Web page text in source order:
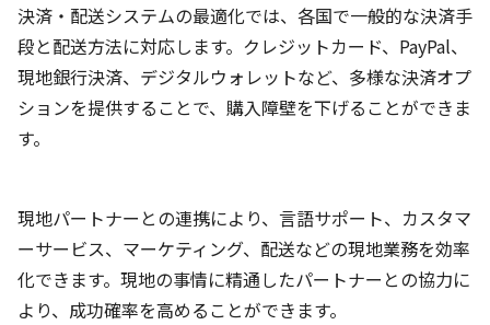
決済・配送システムの最適化では、各国で一般的な決済手
段と配送方法に対応します。クレジットカード、PayPal、
現地銀行決済、デジタルウォレットなど、多様な決済オプ
ションを提供することで、購入障壁を下げることができま
す。
現地パートナーとの連携により、言語サポート、カスタマ
ーサービス、マーケティング、配送などの現地業務を効率
化できます。現地の事情に精通したパートナーとの協力に
より、成功確率を高めることができます。